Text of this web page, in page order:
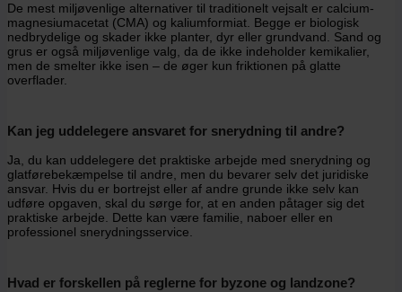
De mest miljøvenlige alternativer til traditionelt vejsalt er calcium-
magnesiumacetat (CMA) og kaliumformiat. Begge er biologisk
nedbrydelige og skader ikke planter, dyr eller grundvand. Sand og
grus er også miljøvenlige valg, da de ikke indeholder kemikalier,
men de smelter ikke isen – de øger kun friktionen på glatte
overflader.
Kan jeg uddelegere ansvaret for snerydning til andre?
Ja, du kan uddelegere det praktiske arbejde med snerydning og
glatførebekæmpelse til andre, men du bevarer selv det juridiske
ansvar. Hvis du er bortrejst eller af andre grunde ikke selv kan
udføre opgaven, skal du sørge for, at en anden påtager sig det
praktiske arbejde. Dette kan være familie, naboer eller en
professionel snerydningsservice.
Hvad er forskellen på reglerne for byzone og landzone?